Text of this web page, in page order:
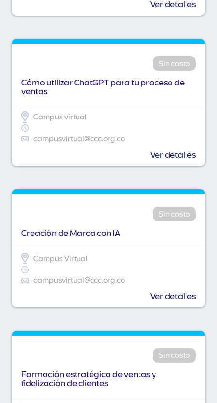
Ver detalles
Sin costo
Cómo utilizar ChatGPT para tu proceso de
ventas
Campus virtual
campusvirtual@ccc.org.co
Ver detalles
Sin costo
Creación de Marca con IA
Campus Virtual
campusvirtual@ccc.org.co
Ver detalles
Sin costo
Formación estratégica de ventas y
fidelización de clientes